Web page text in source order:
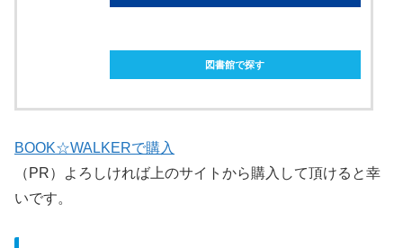
図書館で探す
BOOK☆WALKERで購入
（PR）よろしければ上のサイトから購入して頂けると幸
いです。